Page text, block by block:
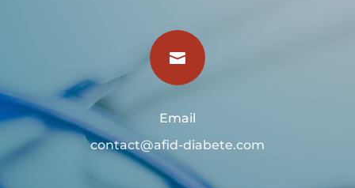

Email
contact@afid-diabete.com